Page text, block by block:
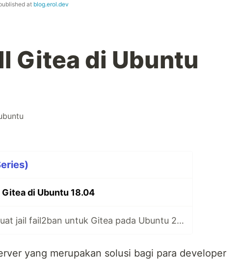
at blog.erol.dev
Gitea di Ubuntu
di Ubuntu 18.04
Cara membuat jail fail2ban untuk Gitea pada Ubuntu 20.04
yang merupakan solusi bagi para developer